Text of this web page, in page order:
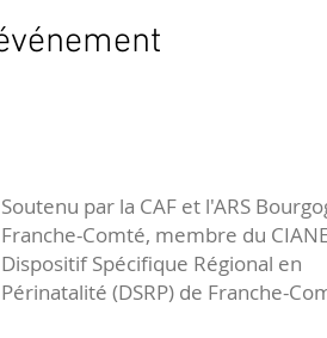
Soutenu par la CAF et l'ARS
Franche-Comté, membre du
Dispositif Spécifique Régional en
Périnatalité (DSRP) de Franche-